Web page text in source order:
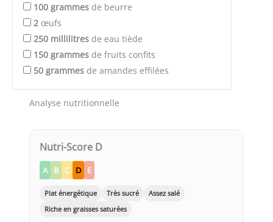
100 grammes de beurre
2 œufs
250 millilitres de eau tiède
150 grammes de fruits confits
50 grammes de amandes effilées
Analyse nutritionnelle
Nutri-Score D
A B C D E
Plat énergétique Très sucré
Assez salé
Riche en graisses saturées